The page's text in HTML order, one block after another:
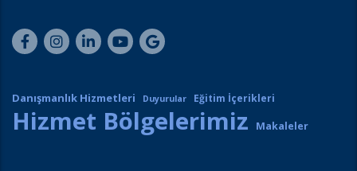
Danışmanlık Hizmetleri Duyurular Eğitim İçerikleri
Hizmet Bölgelerimiz Makaleler